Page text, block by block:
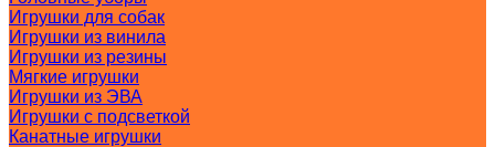
Игрушки для собак
Игрушки из винила
Игрушки из резины
Мягкие игрушки
Игрушки из ЭВА
Игрушки с подсветкой
Канатные игрушки